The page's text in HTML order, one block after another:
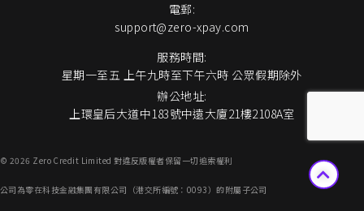
電郵:
support@zero-xpay.com
服務時間:
星期一至五 上午九時至下午六時 公眾假期除外
辦公地址:
上環皇后大道中183號中遠大廈21樓2108A室
© 2026 Zero Credit Limited 對違反版權者保留一切追索權利
公司為零在科技金融集團有限公司（港交所編號：0093）的附屬子公司